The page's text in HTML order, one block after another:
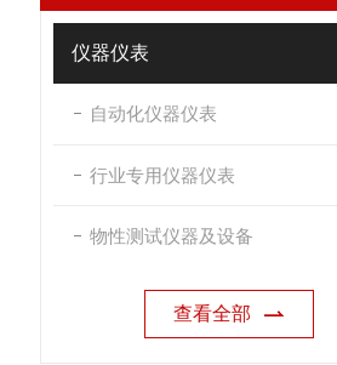
仪器仪表
自动化仪器仪表
行业专用仪器仪表
物性测试仪器及设备
查看全部